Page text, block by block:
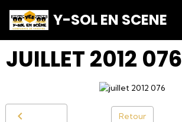
Y-SOL EN SCENE
JUILLET 2012 076
Retour